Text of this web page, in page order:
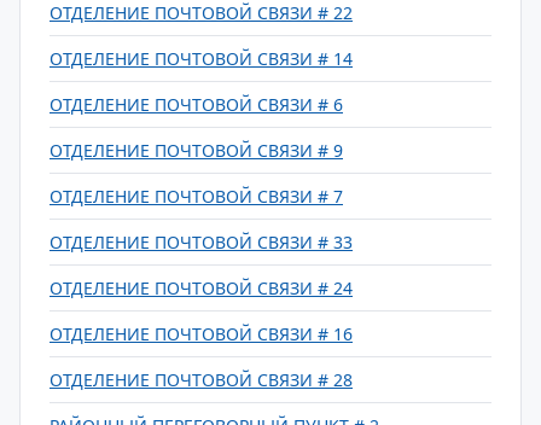
ОТДЕЛЕНИЕ ПОЧТОВОЙ СВЯЗИ # 22
ОТДЕЛЕНИЕ ПОЧТОВОЙ СВЯЗИ # 14
ОТДЕЛЕНИЕ ПОЧТОВОЙ СВЯЗИ # 6
ОТДЕЛЕНИЕ ПОЧТОВОЙ СВЯЗИ # 9
ОТДЕЛЕНИЕ ПОЧТОВОЙ СВЯЗИ # 7
ОТДЕЛЕНИЕ ПОЧТОВОЙ СВЯЗИ # 33
ОТДЕЛЕНИЕ ПОЧТОВОЙ СВЯЗИ # 24
ОТДЕЛЕНИЕ ПОЧТОВОЙ СВЯЗИ # 16
ОТДЕЛЕНИЕ ПОЧТОВОЙ СВЯЗИ # 28